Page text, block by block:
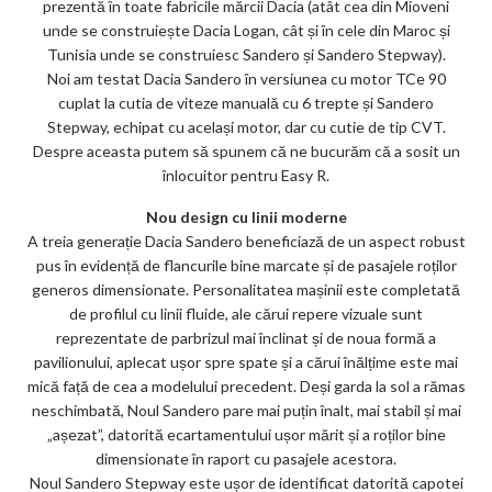
prezentă în toate fabricile mărcii Dacia (atât cea din Mioveni
unde se construiește Dacia Logan, cât și în cele din Maroc și
Tunisia unde se construiesc Sandero și Sandero Stepway).
Noi am testat Dacia Sandero în versiunea cu motor TCe 90
cuplat la cutia de viteze manuală cu 6 trepte și Sandero
Stepway, echipat cu același motor, dar cu cutie de tip CVT.
Despre aceasta putem să spunem că ne bucurăm că a sosit un
înlocuitor pentru Easy R.
Nou design cu linii moderne
A treia generație Dacia Sandero beneficiază de un aspect robust
pus în evidență de flancurile bine marcate și de pasajele roților
generos dimensionate. Personalitatea mașinii este completată
de profilul cu linii fluide, ale cărui repere vizuale sunt
reprezentate de parbrizul mai înclinat și de noua formă a
pavilionului, aplecat ușor spre spate și a cărui înălțime este mai
mică față de cea a modelului precedent. Deși garda la sol a rămas
neschimbată, Noul Sandero pare mai puțin înalt, mai stabil și mai
„așezat”, datorită ecartamentului ușor mărit și a roților bine
dimensionate în raport cu pasajele acestora.
Noul Sandero Stepway este ușor de identificat datorită capotei